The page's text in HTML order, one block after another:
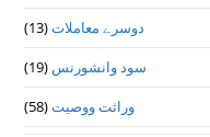
دوسرے معاملات(13)
سود وانشورنس (19)
وراثت ووصيت(58)